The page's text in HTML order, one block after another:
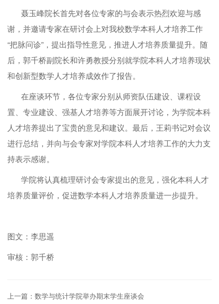
聂玉峰院长首先对各位专家的与会表示热烈欢迎与感
谢，并邀请专家在研讨会上对我校数学本科人才培养工作
“把脉问诊”，提出指导性意见，推进人才培养质量提升。随
后，郭千桥副院长和许勇教授分别就学院本科人才培养现状
和创新型数学人才培养成效作了报告。
在座谈环节，各位专家分别从师资队伍建设、课程设
置、专业建设、强基人才培养等方面展开讨论，为学院本科
人才培养提出了宝贵的意见和建议。最后，王莉书记对会议
进行总结，并向与会专家对学院本科人才培养工作的大力支
持表示感谢。
学院将认真梳理研讨会专家提出的意见，强化本科人才
培养质量评价，促进数学本科人才培养质量进一步提升。
图文：李思遥
审核：郭千桥
上一篇：数学与统计学院举办期末学生座谈会